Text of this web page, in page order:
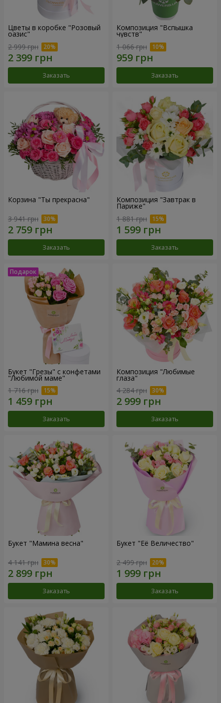
Цветы в коробке "Розовый
оазис"
2 999 грн
Заказать
Композиция "Вспышка
чувств"
1 066 грн
Заказать
Корзина "Ты прекрасна"
3 941 грн
Заказать
Композиция "Завтрак в
Париже"
1 881 грн
Заказать
Букет "Грезы" с конфетами
"Любимой маме"
1 716 грн
Заказать
Композиция "Любимые
глаза"
4 284 грн
Заказать
Букет "Мамина весна"
4 141 грн
Заказать
Букет "Её Величество"
2 499 грн
Заказать